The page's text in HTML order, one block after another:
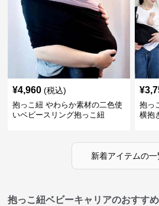
¥4,960 (税込)
抱っこ紐 やわらか素材の二色使
いベビースリング抱っこ紐
¥
抱っ
横抱
新着アイテムの
抱っこ紐ベビーキャリアのおすす